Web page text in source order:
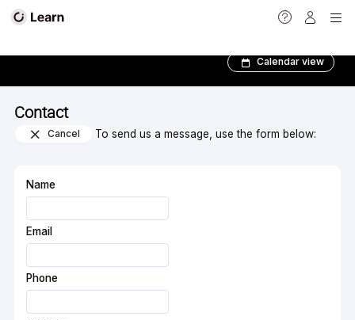
Calendar view
Contact
Cancel To send us a message, use the form below:
Name
Email
Phone